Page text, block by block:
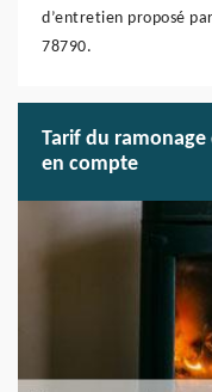
d’entretien proposé
78790.
Tarif du ramonage
en compte